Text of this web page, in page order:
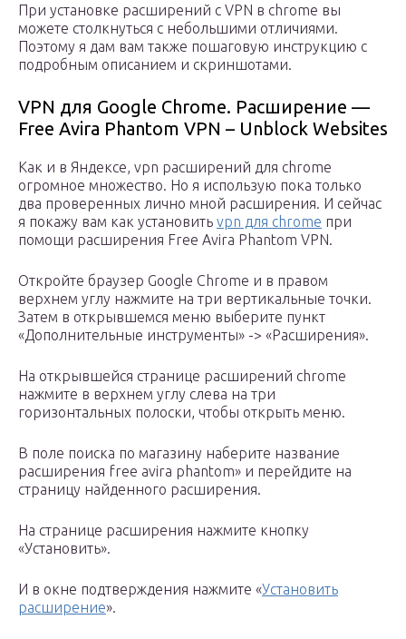
При установке расширений с VPN в chrome вы
можете столкнуться с небольшими отличиями.
Поэтому я дам вам также пошаговую инструкцию с
подробным описанием и скриншотами.
VPN для Google Chrome. Расширение —
Free Avira Phantom VPN – Unblock Websites
Как и в Яндексе, vpn расширений для chrome
огромное множество. Но я использую пока только
два проверенных лично мной расширения. И сейчас
я покажу вам как установить vpn для chrome при
помощи расширения Free Avira Phantom VPN.
Откройте браузер Google Chrome и в правом
верхнем углу нажмите на три вертикальные точки.
Затем в открывшемся меню выберите пункт
«Дополнительные инструменты» -> «Расширения».
На открывшейся странице расширений chrome
нажмите в верхнем углу слева на три
горизонтальных полоски, чтобы открыть меню.
В поле поиска по магазину наберите название
расширения free avira phantom» и перейдите на
страницу найденного расширения.
На странице расширения нажмите кнопку
«Установить».
И в окне подтверждения нажмите «Установить
расширение».